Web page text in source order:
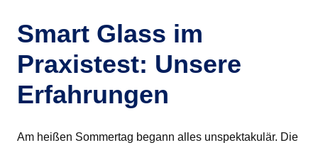
Smart Glass im
Praxistest: Unsere
Erfahrungen
Am heißen Sommertag begann alles unspektakulär. Die